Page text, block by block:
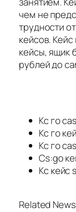
чем не
трудности
кейсов.
кейсы, ящик
рублей до
Кс го
Кс го
Кс го
Cs:go
Кс кейс
Related